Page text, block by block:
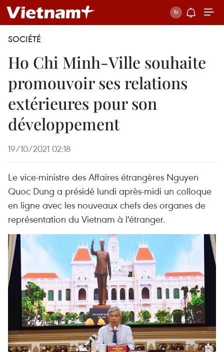
SOCIÉTÉ
Ho Chi Minh-Ville souhaite
promouvoir ses relations
extérieures pour son
développement
19/10/2021 02:18
Le vice-ministre des Affaires étrangères Nguyen
Quoc Dung a présidé lundi après-midi un colloque
en ligne avec les nouveaux chefs des organes de
représentation du Vietnam à l'étranger.